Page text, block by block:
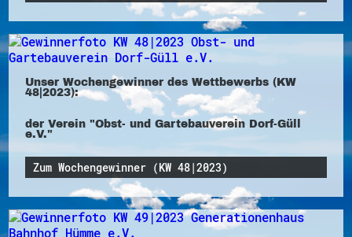
Unser Wochengewinner des Wettbewerbs (KW
48|2023):
der Verein "Obst- und Gartebauverein Dorf-Güll
e.V."
Zum Wochengewinner (KW 48|2023)